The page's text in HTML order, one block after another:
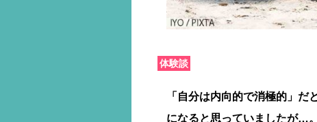
体験談
「自分は内向的で消極的」
になると思っていましたが…。